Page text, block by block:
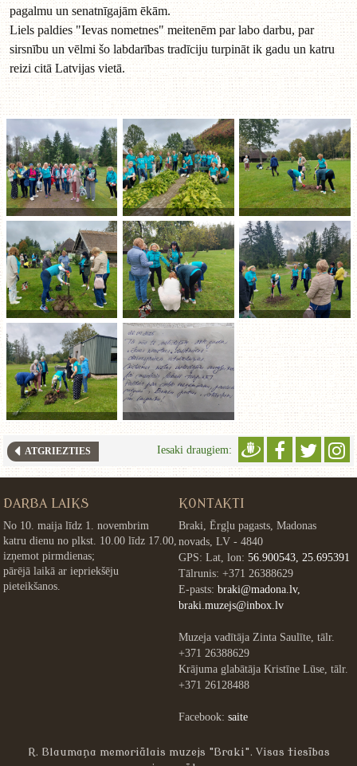
pagalmu un senatnīgajām ēkām.
Liels paldies "Ievas nometnes" meitenēm par labo darbu, par
sirsnību un vēlmi šo labdarības tradīciju turpināt ik gadu un katru
reizi citā Latvijas vietā.
ATGRIEZTIES Iesaki draugiem:
DARBA LAIKS
No 10. maija līdz 1. novembrim
katru dienu no plkst. 10.00 līdz 17.00,
izņemot pirmdienas;
pārējā laikā ar iepriekšēju
pieteikšanos.
KONTAKTI
Braki, Ērgļu pagasts, Madonas
novads, LV - 4840
GPS: Lat, lon: 56.900543, 25.695391
Tālrunis: +371 26388629
E-pasts: braki@madona.lv,
braki.muzejs@inbox.lv
Muzeja vadītāja Zinta Saulīte, tālr.
+371 26388629
Krājuma glabātāja Kristīne Lūse, tālr.
+371 26128488
Facebook: saite
R. Blaumaņa memoriālais muzejs "Braki". Visas tiesības